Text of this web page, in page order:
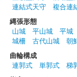
連結式天守
複合連
縄張形態
山城
平山城 平城
城柵
古代山城
朝
曲輪構成
連郭式
単郭式 梯